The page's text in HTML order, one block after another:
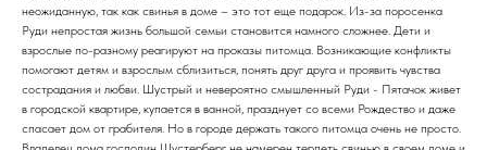
неожиданную, так как свинья в доме – это тот еще подарок. Из-за поросенка
Руди непростая жизнь большой семьи становится намного сложнее. Дети и
взрослые по-разному реагируют на проказы питомца. Возникающие конфликты
помогают детям и взрослым сблизиться, понять друг друга и проявить чувства
сострадания и любви. Шустрый и невероятно смышленный Руди - Пятачок живет
в городской квартире, купается в ванной, празднует со всеми Рождество и даже
спасает дом от грабителя. Но в городе держать такого питомца очень не просто.